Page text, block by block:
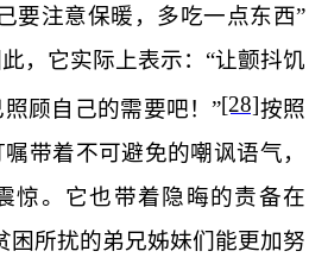
要注意保暖，多吃一点东西”
，它实际上表示：“让颤抖饥
顾自己的需要吧！”[28]按照
带着不可避免的嘲讽语气，
惊。它也带着隐晦的责备在
困所扰的弟兄姊妹们能更加努